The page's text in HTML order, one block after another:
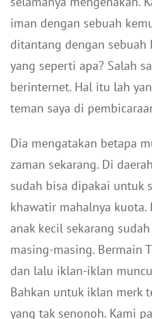
iman dengan sebuah
ditantang dengan sebuah
yang seperti apa? Salah
berinternet. Hal itu lah
teman saya di
Dia mengatakan betapa
zaman sekarang. Di
sudah bisa dipakai untuk
khawatir mahalnya
anak kecil sekarang
masing-masing. Bermain
dan lalu iklan-iklan
Bahkan untuk iklan merk
yang tak senonoh. Kami